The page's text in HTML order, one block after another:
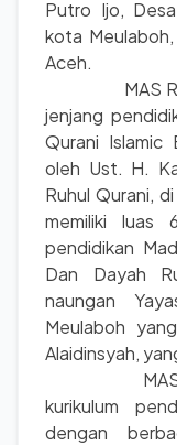
Putro Ijo,
kota
Aceh.
MAS
jenjang
Qurani Islamic
oleh Ust. H.
Ruhul Qurani,
memiliki luas
pendidikan
Dan Dayah
naungan
Meulaboh
Alaidinsyah,
kurikulum
dengan